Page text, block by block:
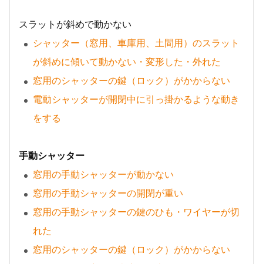
スラットが斜めで動かない
シャッター（窓用、車庫用、土間用）のスラット
が斜めに傾いて動かない・変形した・外れた
窓用のシャッターの鍵（ロック）がかからない
電動シャッターが開閉中に引っ掛かるような動き
をする
手動シャッター
窓用の手動シャッターが動かない
窓用の手動シャッターの開閉が重い
窓用の手動シャッターの鍵のひも・ワイヤーが切
れた
窓用のシャッターの鍵（ロック）がかからない